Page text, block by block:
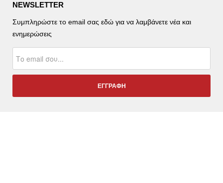
NEWSLETTER
Συμπληρώστε το email σας εδώ για να λαμβάνετε νέα και
ενημερώσεις